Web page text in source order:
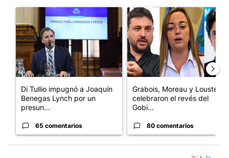
Un artículo de tendencia con el título "Di Tullio impugnó a
Di Tullio impugnó a Joaquín
Benegas Lynch por un
presun...
65 comentarios
Un artículo de tendencia con
Grabois, Moreau y Lousteau
celebraron el revés del
Gobi...
80 comentarios